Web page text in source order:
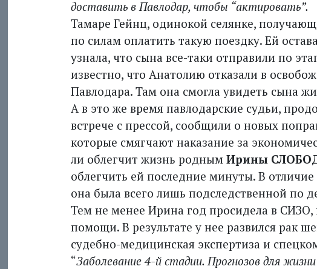
доставить в Павлодар, чтобы “актировать”.
Тамаре Гейнц, одинокой селянке,
по силам оплатить такую поездку. Ей
узнала, что сына все-таки отправили по
известно, что Анатолию отказали в
Павлодара. Там она смогла увидеть сына
А в это же время павлодарские судьи,
встрече с прессой, сообщили о новых
которые смягчают наказание за
ли облегчит жизнь родным Ирины
облегчить ей последние минуты. В
она была всего лишь подследственной по
Тем не менее Ирина год просидела в
помощи. В результате у нее развился рак
судебно-медицинская экспертиза и
“Заболевание 4-й стадии. Прогнозов для